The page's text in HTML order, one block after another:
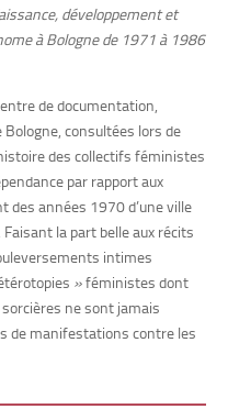
développement et
à Bologne de 1971 à 1986
de documentation,
consultées lors de
des collectifs féministes
par rapport aux
des années 1970 d’une ville
la part belle aux récits
intimes
»féministes dont
ne sont jamais
de manifestations contre les